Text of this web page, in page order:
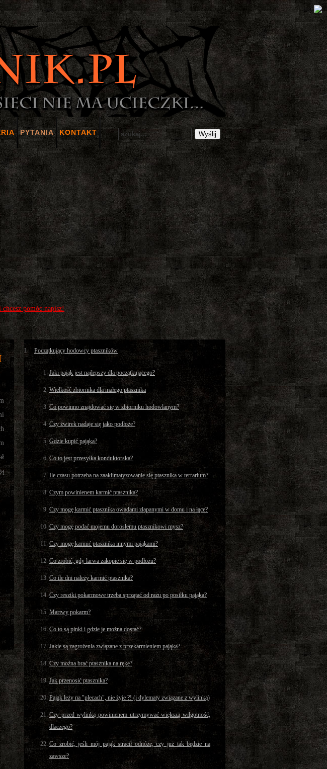
PYTANIA KONTAKT
chcesz pomóc napisz!
Początkujący hodowcy ptaszników
Jaki pająk jest najlepszy dla początkującego?
Wielkość zbiornika dla małego ptasznika
Co powinno znajdować się w zbiorniku hodowlanym?
Czy żwirek nadaje się jako podłoże?
Gdzie kupić pająka?
Co to jest przesyłka konduktorska?
Ile czasu potrzeba na zaaklimatyzowanie się ptasznika w terrarium?
Czym powinienem karmić ptasznika?
Czy mogę karmić ptasznika owadami złapanymi w domu i na łące?
Czy mogę podać mojemu dorosłemu ptasznikowi mysz?
Czy mogę karmić ptasznika innymi pająkami?
Co zrobić, gdy larwa zakopie się w podłożu?
Co ile dni należy karmić ptasznika?
Czy resztki pokarmowe trzeba sprzątać od razu po posiłku pająka?
Martwy pokarm?
Co to są pinki i gdzie je można dostać?
Jakie są zagrożenia związane z przekarmieniem pająka?
Czy można brać ptasznika na rękę?
Jak przenosić ptasznika?
Pająk leży na "plecach", nie żyje ?! (i dylematy związane z wylinką)
Czy przed wylinką powinienem utrzymywać większą wilgotność,
dlaczego?
Co zrobić, jeśli mój pająk stracił odnóże, czy już tak będzie na
zawsze?